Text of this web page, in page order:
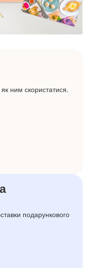
ним скористатися.
подарункового